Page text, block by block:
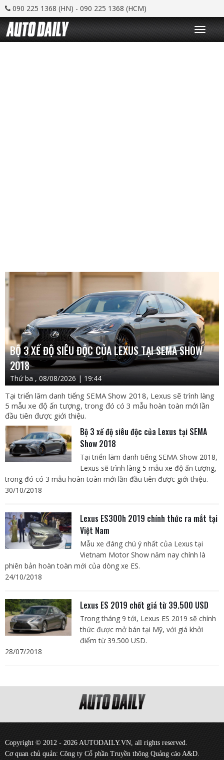
090 225 1368 (HN) - 090 225 1368 (HCM)
T
o
g
BỘ 3 XẾ ĐỘ SIÊU ĐỘC CỦA LEXUS TẠI SEMA SHOW
2018
Thứ ba , 08/08/2026 | 19:44
Tại triển lãm danh tiếng SEMA Show 2018, Lexus sẽ trình làng
5 mẫu xe độ ấn tượng, trong đó có 3 mẫu hoàn toàn mới lần
đầu tiên được giới thiệu.
Bộ 3 xế độ siêu độc của Lexus tại SEMA
Show 2018
Tại triển lãm danh tiếng SEMA Show 2018,
Lexus sẽ trình làng 5 mẫu xe độ ấn tượng,
trong đó có 3 mẫu hoàn toàn mới lần đầu tiên được giới thiệu.
30/10/2018
Lexus ES300h 2019 chính thức ra mắt tại
Việt Nam
Mẫu xe đáng chú ý nhất của Lexus tại
Vietnam Motor Show năm nay chính là
phiên bản hoàn toàn mới của dòng xe ES.
24/10/2018
Lexus ES 2019 chốt giá từ 39.500 USD
Trong tháng 9 tới, Lexus ES 2019 sẽ chính
thức được mở bán tại Mỹ, với giá khởi
điểm từ 39.500 USD.
28/07/2018
Copyright © 2012 - 2026 AUTODAILY.VN, all rights reserved.
Cơ quan chủ quản: Công ty Cổ phần Truyền thông Quảng cáo A&D.